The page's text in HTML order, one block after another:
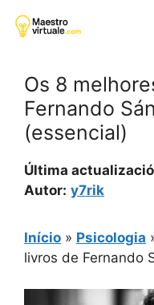
para
Os 8
Fernando
(essencial)
Última
Autor: y7rik
Início » Psicologia
livros de Fernando